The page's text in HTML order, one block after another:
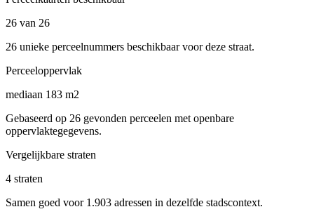
26 van 26
26 unieke perceelnummers beschikbaar voor deze straat.
Perceeloppervlak
mediaan 183 m2
Gebaseerd op 26 gevonden perceelen met openbare
oppervlaktegegevens.
Vergelijkbare straten
4 straten
Samen goed voor 1.903 adressen in dezelfde stadscontext.